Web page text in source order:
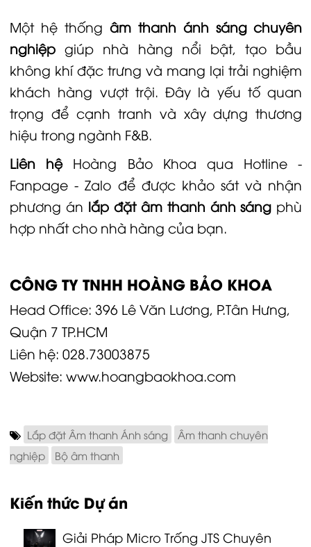
Một hệ thống âm thanh ánh sáng chuyên
nghiệpgiúp nhà hàng nổi bật, tạo bầu
không khí đặc trưng và mang lại trải nghiệm
khách hàng vượt trội. Đây là yếu tố quan
trọng để cạnh tranh và xây dựng thương
hiệu trong ngành F&B.
Liên hệ Hoàng Bảo Khoa qua Hotline -
Fanpage - Zalo để được khảo sát và nhận
phương án lắp đặt âm thanh ánh sáng phù
hợp nhất cho nhà hàng của bạn.
CÔNG TY TNHH HOÀNG BẢO KHOA
Head Office: 396 Lê Văn Lương, P.Tân Hưng,
Quận 7 TP.HCM
Liên hệ: 028.73003875
Website: www.hoangbaokhoa.com
Lắp đặt Âm thanh Ánh sáng
Âm thanh chuyên
nghiệp
Bộ âm thanh
Kiến thức Dự án
Giải Pháp Micro Trống JTS Chuyên